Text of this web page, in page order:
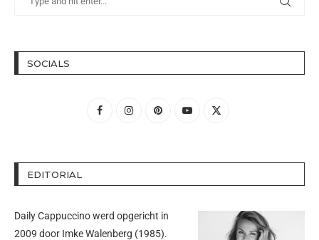
SOCIALS
EDITORIAL
Daily Cappuccino werd opgericht in
2009 door Imke Walenberg (1985).